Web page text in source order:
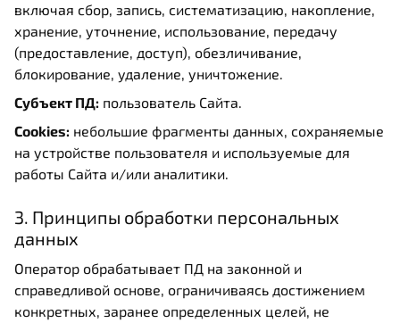
включая сбор, запись, систематизацию, накопление,
хранение, уточнение, использование, передачу
(предоставление, доступ), обезличивание,
блокирование, удаление, уничтожение.
Субъект ПД: пользователь Сайта.
Cookies: небольшие фрагменты данных, сохраняемые
на устройстве пользователя и используемые для
работы Сайта и/или аналитики.
3. Принципы обработки персональных
данных
Оператор обрабатывает ПД на законной и
справедливой основе, ограничиваясь достижением
конкретных, заранее определенных целей, не